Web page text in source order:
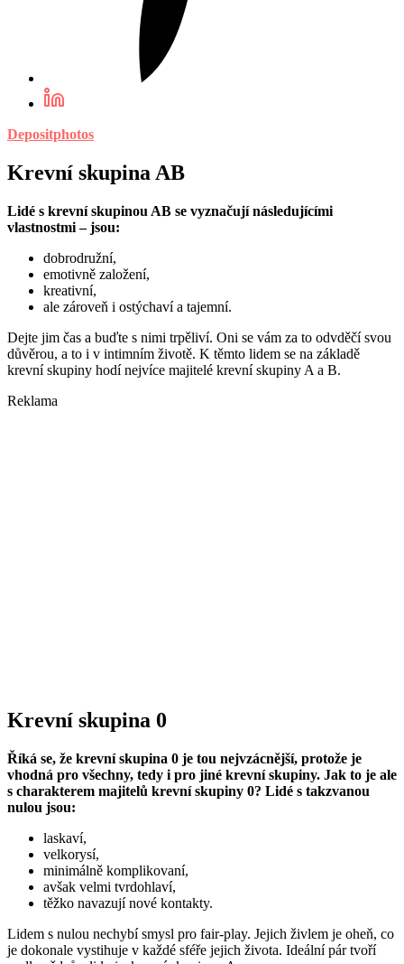
Depositphotos
Krevní skupina AB
Lidé s krevní skupinou AB se vyznačují následujícími
vlastnostmi – jsou:
dobrodružní,
emotivně založení,
kreativní,
ale zároveň i ostýchaví a tajemní.
Dejte jim čas a buďte s nimi trpěliví. Oni se vám za to odvděčí svou
důvěrou, a to i v intimním životě. K těmto lidem se na základě
krevní skupiny hodí nejvíce majitelé krevní skupiny A a B.
Reklama
Krevní skupina 0
Říká se, že krevní skupina 0 je tou nejvzácnější, protože je
vhodná pro všechny, tedy i pro jiné krevní skupiny. Jak to je ale
s charakterem majitelů krevní skupiny 0? Lidé s takzvanou
nulou jsou:
laskaví,
velkorysí,
minimálně komplikovaní,
avšak velmi tvrdohlaví,
těžko navazují nové kontakty.
Lidem s nulou nechybí smysl pro fair-play. Jejich živlem je oheň, co
je dokonale vystihuje v každé sféře jejich života. Ideální pár tvoří